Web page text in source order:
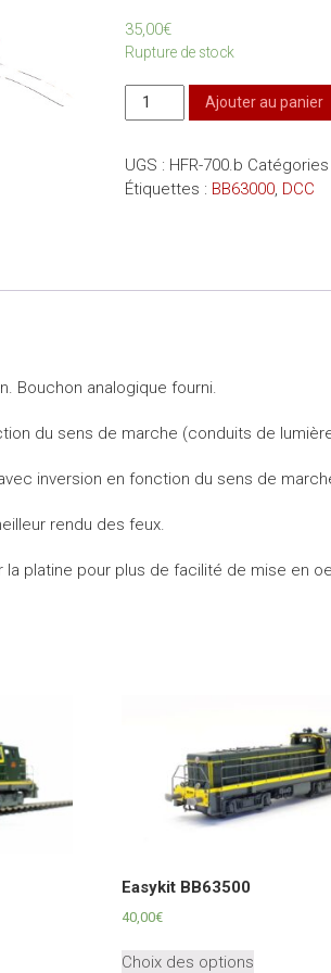
35,00€
Rupture de stock
quantité
de
DCC
BB63000
Ajouter au panier
UGS : HFR-700.b Catégories
Étiquettes : BB63000, DCC
Bouchon analogique fourni.
du sens de marche (conduits de
inversion en fonction du sens de
rendu des feux.
platine pour plus de facilité de mise en
Easykit BB63500
40,00€
Choix des optionsproduit